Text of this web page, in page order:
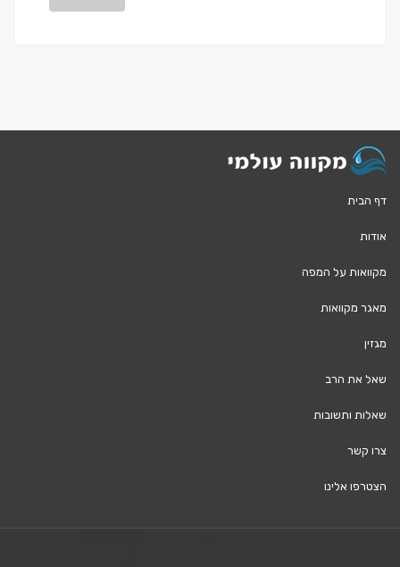
דף הבית
אודות
מקוואות על המפה
מאגר מקוואות
מגזין
שאל את הרב
שאלות ותשובות
צרו קשר
הצטרפו אלינו